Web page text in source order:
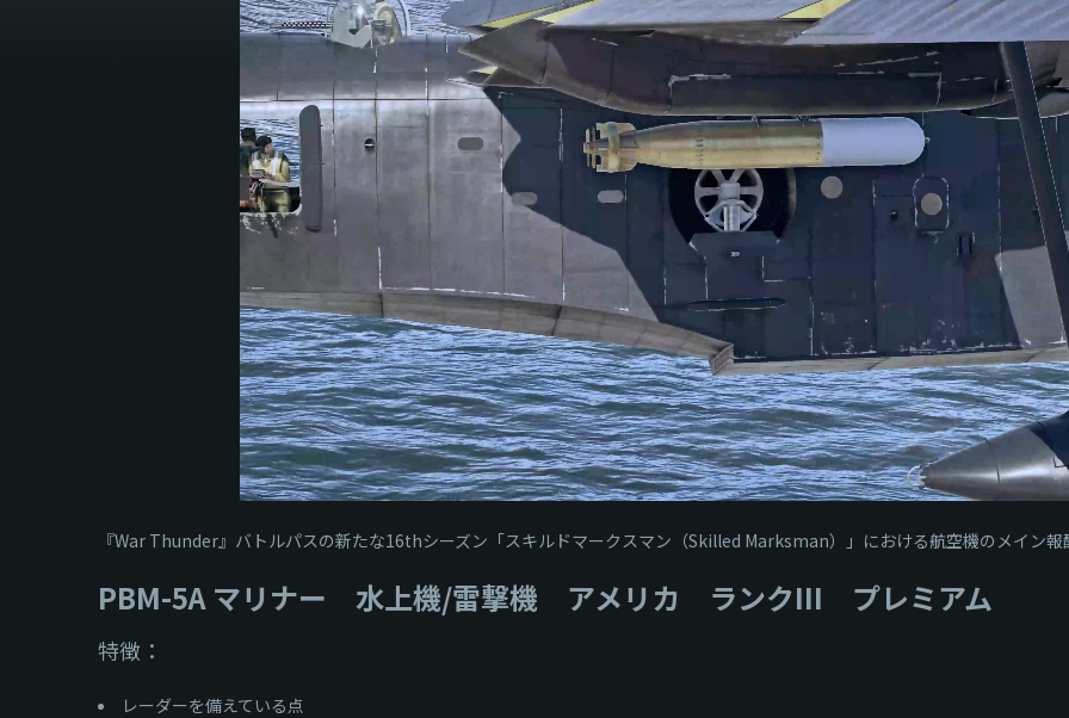
『War Thunder』バトルパスの新たな16thシーズン「スキルドマークスマン（Skilled Marksman）」における航空機のメイン
PBM-5A マリナー 水上機/雷撃機 アメリカ ランクIII プレミアム
特徴：
レーダーを備えている点